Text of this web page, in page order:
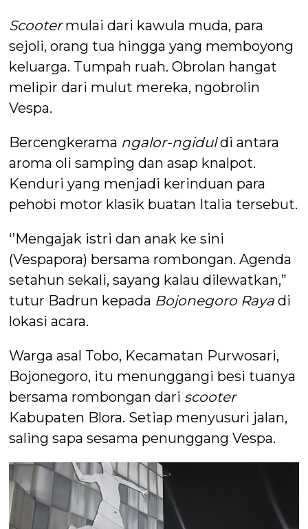
Scootermulai dari kawula muda, para
sejoli, orang tua hingga yang memboyong
keluarga. Tumpah ruah. Obrolan hangat
melipir dari mulut mereka, ngobrolin
Vespa.
Bercengkerama ngalor-ngiduldi antara
aroma oli samping dan asap knalpot.
Kenduri yang menjadi kerinduan para
pehobi motor klasik buatan Italia tersebut.
‘’Mengajak istri dan anak ke sini
(Vespapora) bersama rombongan. Agenda
setahun sekali, sayang kalau dilewatkan,”
tutur Badrun kepada Bojonegoro Raya di
lokasi acara.
Warga asal Tobo, Kecamatan Purwosari,
Bojonegoro, itu menunggangi besi tuanya
bersama rombongan dari scooter
Kabupaten Blora. Setiap menyusuri jalan,
saling sapa sesama penunggang Vespa.